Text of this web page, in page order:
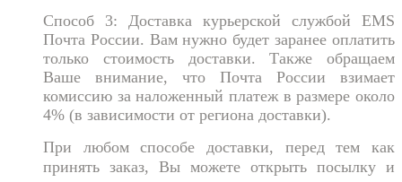
Способ 3: Доставка курьерской службой EMS
Почта России. Вам нужно будет заранее оплатить
только стоимость доставки. Также обращаем
Ваше внимание, что Почта России взимает
комиссию за наложенный платеж в размере около
4% (в зависимости от региона доставки).
При любом способе доставки, перед тем как
принять заказ, Вы можете открыть посылку и